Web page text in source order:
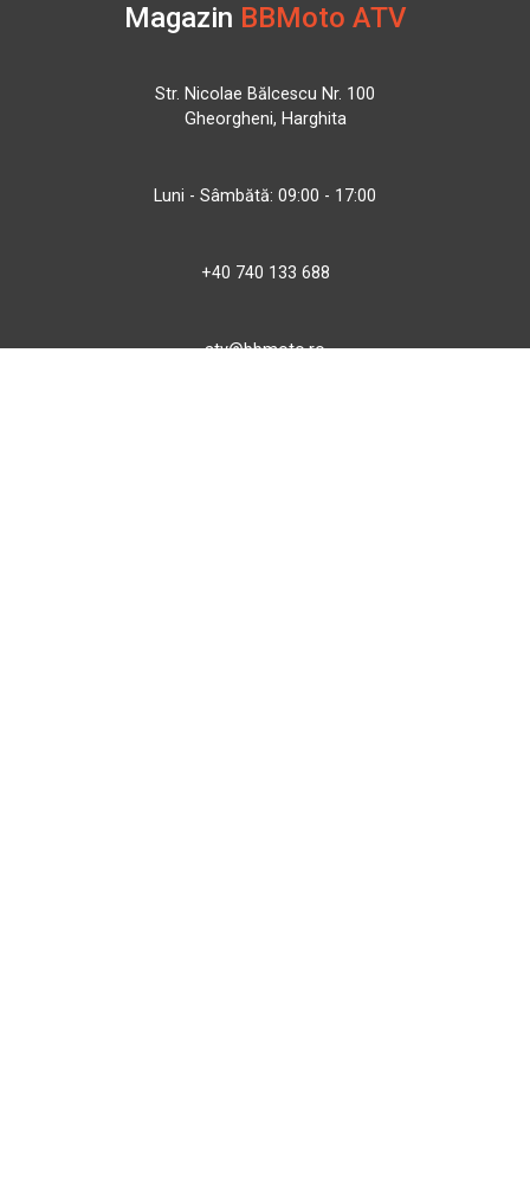
Magazin BBMoto ATV
Str. Nicolae Bălcescu Nr. 100
Gheorgheni, Harghita
Luni - Sâmbătă: 09:00 - 17:00
+40 740 133 688
atv@bbmoto.ro